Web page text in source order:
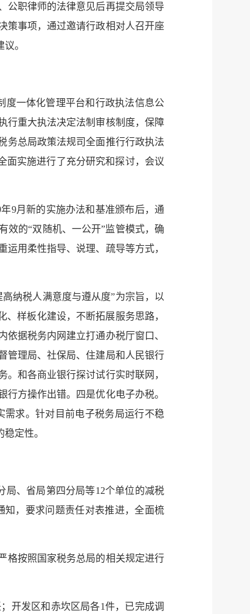
公职律师的法律意见后再提交局领导
策事项，通过邀请行政相对人召开座
。
度一体化管理平台和行政执法信息公
行重大执法决定法制审核制度，保障
务总局政策法规司全面推行行政执法
面实施进行了充分研究和探讨，会议
年9月新的实施办法和基准颁布后，通
效的“双随机、一公开”监管模式，确
用柔性指导、说理、疏导等方式，
纳税人满意度与遵从度”为宗旨，以
样板化建设，不断拓展服务思路，
据税务内网建立打通办税厅窗口、
管理局、社保局、住建局和人民银行
和各商业银行探讨试行实时联网，
方操作出错。四是优化电子办税。
求。针对目前电子税务局运行不稳
定性。
局、省局第四分局等12个单位的减税
，要求问题责任对表推进，全面梳
格按照国家税务总局的相关规定进行
开发区和赤坎区局各1件，已完成调